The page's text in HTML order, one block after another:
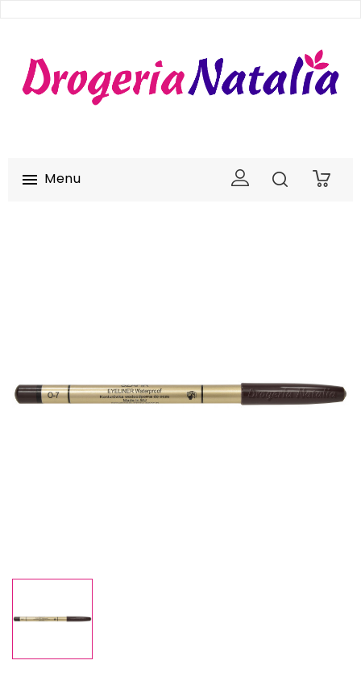
 Menu 0